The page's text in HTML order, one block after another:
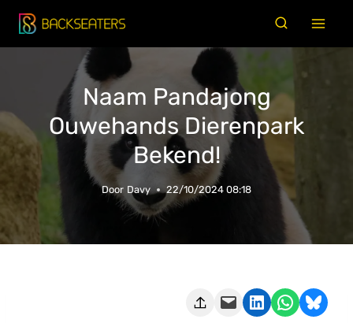
Doorgaan
naar
Naam Pandajong
Ouwehands Dierenpark
Bekend!
Door Davy 22/10/2024 08:18
Deze pagina e-mailen Delen op LinkedIn Delen via WhatsApp Share on Bluesky